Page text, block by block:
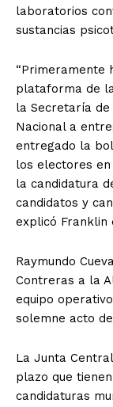
laboratorios
sustancias
“Primeramente
plataforma de
la Secretaría
Nacional a
entregado la
los electores
la candidatura
candidatos y
explicó Franklin
Raymundo
Contreras a la
equipo
solemne acto
La Junta
plazo que
candidaturas